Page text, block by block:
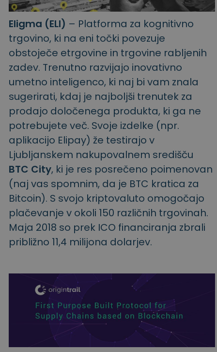
Eligma (ELI) – Platforma za kognitivno
trgovino, ki na eni točki povezuje
obstoječe etrgovine in trgovine rabljenih
zadev. Trenutno razvijajo inovativno
umetno inteligenco, ki naj bi vam znala
sugerirati, kdaj je najboljši trenutek za
prodajo določenega produkta, ki ga ne
potrebujete več. Svoje izdelke (npr.
aplikacijo Elipay) že testirajo v
Ljubljanskem nakupovalnem središču
BTC City, ki je res posrečeno poimenovan
(naj vas spomnim, da je BTC kratica za
Bitcoin). S svojo kriptovaluto omogočajo
plačevanje v okoli 150 različnih trgovinah.
Maja 2018 so prek ICO financiranja zbrali
približno 11,4 milijona dolarjev.